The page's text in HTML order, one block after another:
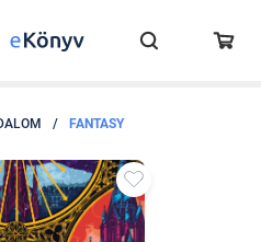
/ FANTASY